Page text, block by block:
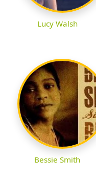
Lucy Walsh
Bessie Smith